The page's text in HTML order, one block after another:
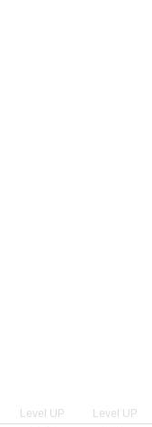
Level UP
Level UP